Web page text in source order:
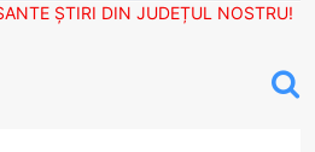
ȘTIRI DIN JUDEȚUL NOSTRU!